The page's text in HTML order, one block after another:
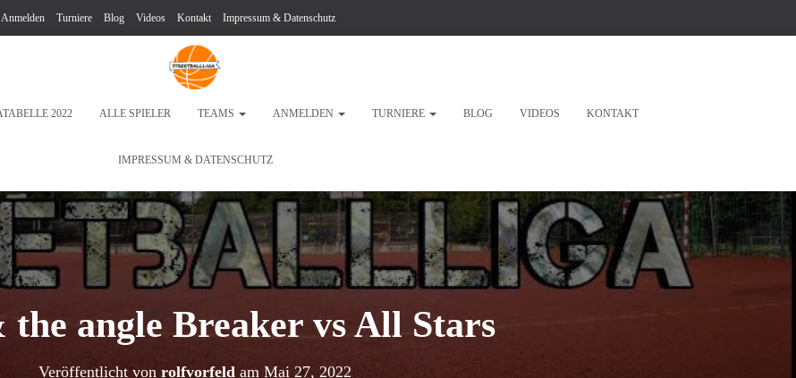
Anmelden Turniere Blog Videos Kontakt Impressum & Datenschutz
2022 ALLE SPIELER TEAMS ANMELDEN TURNIERE BLOG VIDEOS KONTAKT
IMPRESSUM & DATENSCHUTZ
the angle Breaker vs All Stars
Veröffentlicht von rolfvorfeld am Mai 27, 2022